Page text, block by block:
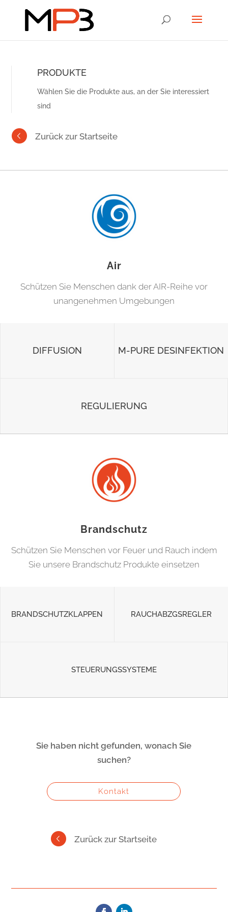
PRODUKTE
Wählen Sie die Produkte aus, an der Sie interessiert
sind
Zurück zur Startseite
Air
Schützen Sie Menschen dank der AIR-Reihe vor
unangenehmen Umgebungen
DIFFUSION M-PURE DESINFEKTION
REGULIERUNG
Brandschutz
Schützen Sie Menschen vor Feuer und Rauch indem
Sie unsere Brandschutz Produkte einsetzen
BRANDSCHUTZKLAPPEN RAUCHABZGSREGLER
STEUERUNGSSYSTEME
Sie haben nicht gefunden, wonach Sie
suchen?
Kontakt
Zurück zur Startseite